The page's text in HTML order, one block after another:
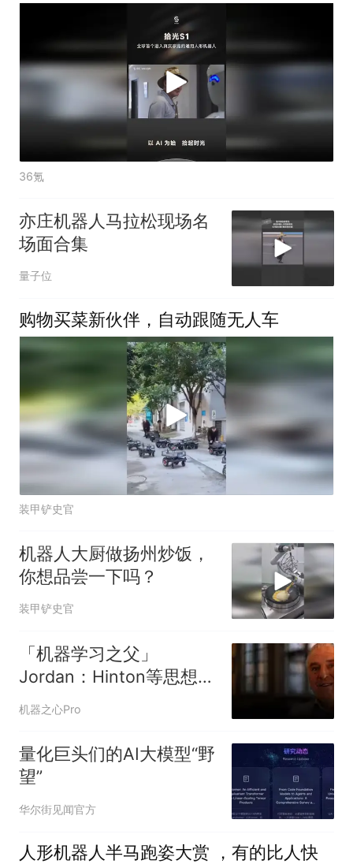
36氪
亦庄机器人马拉松现场名
场面合集
量子位
购物买菜新伙伴，自动跟随无人车
装甲铲史官
机器人大厨做扬州炒饭，
你想品尝一下吗？
装甲铲史官
「机器学习之父」
Jordan：Hinton等思想领
袖们正在伤害年轻一代
机器之心Pro
量化巨头们的AI大模型“野
望”
华尔街见闻官方
人形机器人半马跑姿大赏 ，有的比人快